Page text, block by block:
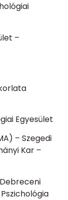
–
Egyesület
– Szegedi
Kar –
Debreceni